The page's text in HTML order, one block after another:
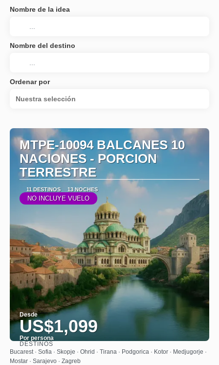
Nombre de la idea
Nombre del destino
Ordenar por
Nuestra selección
MTPE-10094 BALCANES 10
NACIONES - PORCION
TERRESTRE
11 DESTINOS 13 NOCHES
NO INCLUYE VUELO
Desde
US$1,099
Por persona
Ver
DESTINOS
Bucarest · Sofia · Skopje · Ohrid · Tirana · Podgorica · Kotor · Medjugorje ·
Mostar · Sarajevo · Zagreb